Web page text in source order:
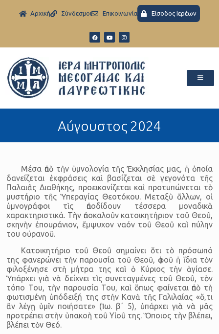
Aρχική Σύνδεσμοι Eπικοινωνία Είσοδος Ιερέων
Αύγουστος 2024
Μέσα ἀπὸ τὴν ὑμνολογία τῆς Ἐκκλησίας μας, ἡ ὁποία
δανείζεται ἐκφράσεις καὶ βασίζεται σὲ γεγονότα τῆς
Παλαιᾶς Διαθήκης, προεικονίζεται καὶ προτυπώνεται τὸ
μυστήριο τῆς Ὑπεραγίας Θεοτόκου. Μεταξὺ ἄλλων, οἱ
ὑμνογράφοι τὶς ἀποδίδουν τέσσερα μοναδικὰ
χαρακτηριστικά. Τὴν ἀποκαλοῦν κατοικητήριον τοῦ Θεοῦ,
σκηνὴν ἐπουράνιον, ἔμψυχον ναόν τοῦ Θεοῦ καὶ πύλην
του οὐρανοῦ.
Κατοικητήριο τοῦ Θεοῦ σημαίνει ὅτι τὸ πρόσωπό
της φανερώνει τὴν παρουσία τοῦ Θεοῦ, ἀφοῦ ἡ ἴδια τὸν
φιλοξένησε στὴ μήτρα της καὶ ὁ Κύριος τὴν ἁγίασε.
Ὑπάρχει γιὰ νὰ δείχνει τὶς συνεταγμένες τοῦ Θεοῦ, τὸν
τόπο Του, τὴν παρουσία Του, καὶ ὅπως φαίνεται ἀπὸ τὴ
φωτισμένη ὑπόδειξή της στὴν Κανὰ τῆς Γαλιλαίας «ὅ,τι
ἂν λέγῃ ὑμῖν ποιήσατε» (Ἰω. β΄ 5), ὑπάρχει γιὰ νὰ μᾶς
προτρέπει στὴν ὑπακοὴ τοῦ Υἱοῦ της. Ὅποιος τὴν βλέπει,
βλέπει τὸν Θεό.